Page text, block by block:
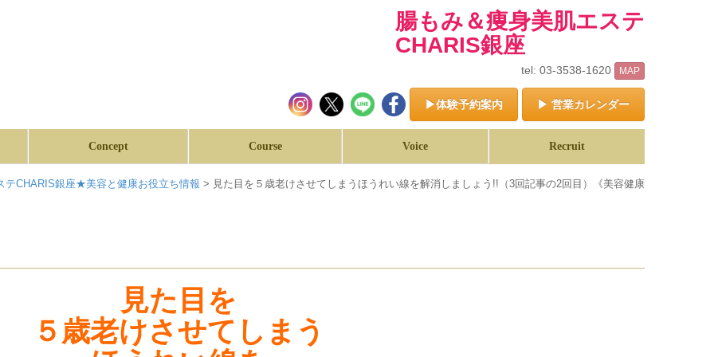
腸もみ＆痩身美肌エステ
CHARIS銀座
tel: 03-3538-1620 MAP
▶体験予約案内 ▶ 営業カレンダー
Concept Course Voice Recruit
テCHARIS銀座★美容と健康お役立ち情報 > 見た目を５歳老けさせてしまうほうれい線を解消しましょう!!（3回記事の2回目）《美容健康
見た目を
５歳老けさせてしまう